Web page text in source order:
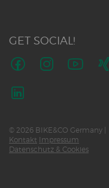
GET SOCIAL!
uns
auf
auf
LinkedIn
© 2026 BIKE&CO Germany |
Kontakt Impressum
Datenschutz & Cookies